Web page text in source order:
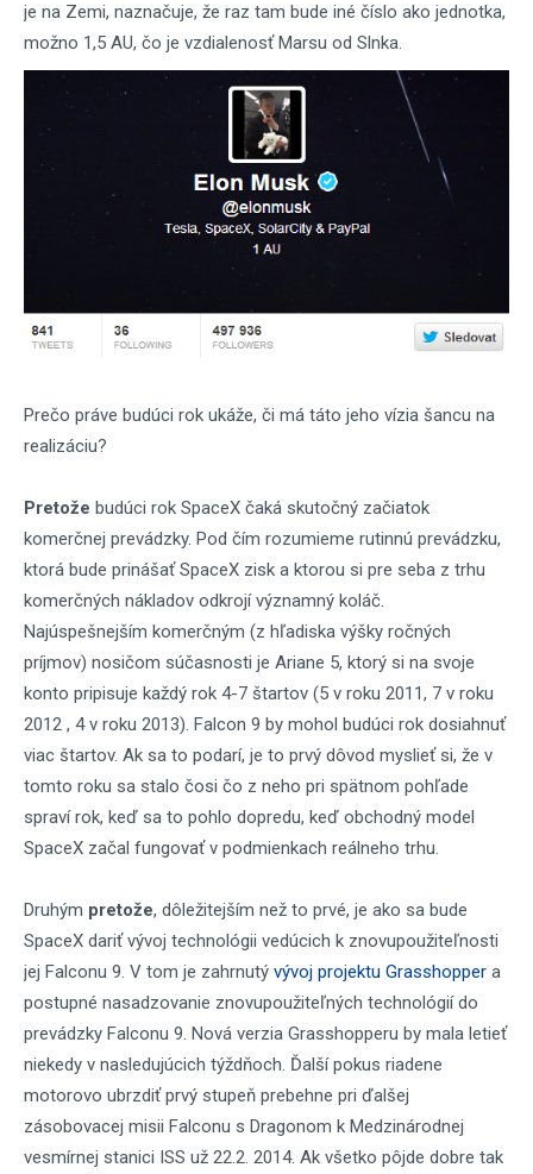
je na Zemi, naznačuje, že raz tam bude iné číslo ako jednotka,
možno 1,5 AU, čo je vzdialenosť Marsu od Slnka.
Prečo práve budúci rok ukáže, či má táto jeho vízia šancu na
realizáciu?
Pretože budúci rok SpaceX čaká skutočný začiatok
komerčnej prevádzky. Pod čím rozumieme rutinnú prevádzku,
ktorá bude prinášať SpaceX zisk a ktorou si pre seba z trhu
komerčných nákladov odkrojí významný koláč.
Najúspešnejším komerčným (z hľadiska výšky ročných
príjmov) nosičom súčasnosti je Ariane 5, ktorý si na svoje
konto pripisuje každý rok 4-7 štartov (5 v roku 2011, 7 v roku
2012 , 4 v roku 2013). Falcon 9 by mohol budúci rok dosiahnuť
viac štartov. Ak sa to podarí, je to prvý dôvod myslieť si, že v
tomto roku sa stalo čosi čo z neho pri spätnom pohľade
spraví rok, keď sa to pohlo dopredu, keď obchodný model
SpaceX začal fungovať v podmienkach reálneho trhu.
Druhým pretože, dôležitejším než to prvé, je ako sa bude
SpaceX dariť vývoj technológii vedúcich k znovupoužiteľnosti
jej Falconu 9. V tom je zahrnutý vývoj projektu Grasshopper a
postupné nasadzovanie znovupoužiteľných technológií do
prevádzky Falconu 9. Nová verzia Grasshopperu by mala letieť
niekedy v nasledujúcich týždňoch. Ďalší pokus riadene
motorovo ubrzdiť prvý stupeň prebehne pri ďalšej
zásobovacej misii Falconu s Dragonom k Medzinárodnej
vesmírnej stanici ISS už 22.2. 2014. Ak všetko pôjde dobre tak